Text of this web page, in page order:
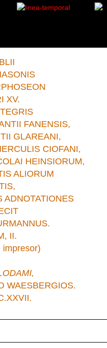
XV.
FANENSIS,
GLAREANI,
CIOFANI,
HEINSIORUM,
ALIORUM
ADNOTATIONES
II.
impresor)
WAESBERGIOS.